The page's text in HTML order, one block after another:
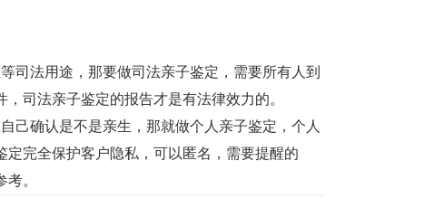
司法用途，那要做司法亲子鉴定，需要所有人到
司法亲子鉴定的报告才是有法律效力的。
己确认是不是亲生，那就做个人亲子鉴定，个人
完全保护客户隐私，可以匿名，需要提醒的
。